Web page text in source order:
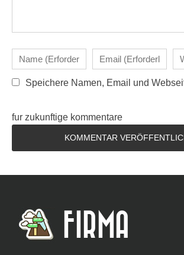
Speichere Namen, Email und
fur zukunftige kommentare
FIRMA